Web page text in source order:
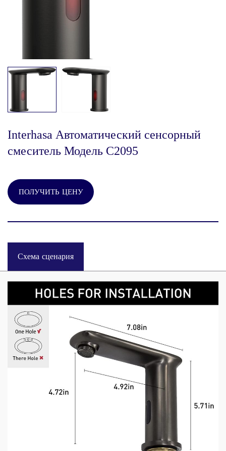
Interhasa Автоматический сенсорный
смеситель Модель C2095
ПОЛУЧИТЬ ЦЕНУ
Схема сценария